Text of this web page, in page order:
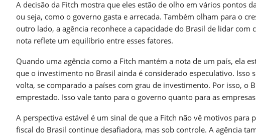
A decisão da Fitch mostra que eles estão de olho em vários pontos
ou seja, como o governo gasta e arrecada. Também olham para o
outro lado, a agência reconhece a capacidade do Brasil de lidar
nota reflete um equilíbrio entre esses fatores.
Quando uma agência como a Fitch mantém a nota de um país, ela
que o investimento no Brasil ainda é considerado especulativo.
volta, se comparado a países com grau de investimento. Por isso, o
emprestado. Isso vale tanto para o governo quanto para as
A perspectiva estável é um sinal de que a Fitch não vê motivos
fiscal do Brasil continue desafiadora, mas sob controle. A agência